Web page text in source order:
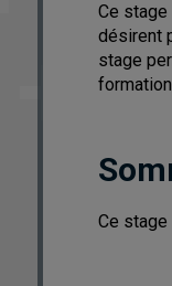
Ce
désirent
stage
Ce